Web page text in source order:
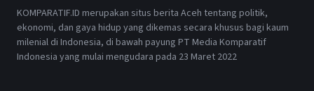
KOMPARATIF.ID merupakan situs berita Aceh tentang politik,
ekonomi, dan gaya hidup yang dikemas secara khusus bagi kaum
milenial di Indonesia, di bawah payung PT Media Komparatif
Indonesia yang mulai mengudara pada 23 Maret 2022